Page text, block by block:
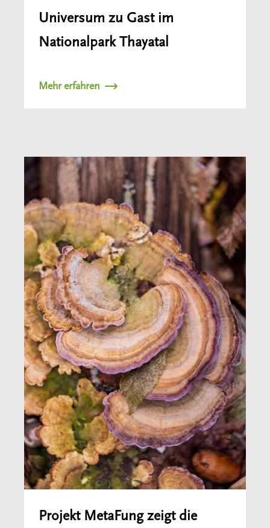
Universum zu Gast im
Nationalpark Thayatal
Mehr erfahren
Projekt MetaFung zeigt die